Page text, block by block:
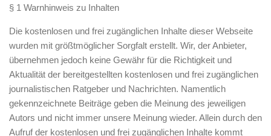
§ 1 Warnhinweis zu Inhalten
Die kostenlosen und frei zugänglichen Inhalte dieser Webseite
wurden mit größtmöglicher Sorgfalt erstellt. Wir, der Anbieter,
übernehmen jedoch keine Gewähr für die Richtigkeit und
Aktualität der bereitgestellten kostenlosen und frei zugänglichen
journalistischen Ratgeber und Nachrichten. Namentlich
gekennzeichnete Beiträge geben die Meinung des jeweiligen
Autors und nicht immer unsere Meinung wieder. Allein durch den
Aufruf der kostenlosen und frei zugänglichen Inhalte kommt